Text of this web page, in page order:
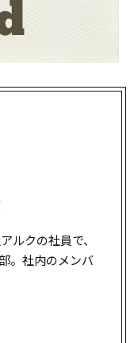
ルクの社員で、
。社内のメンバ